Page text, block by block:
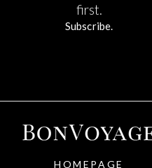
first.
Subscribe.
HOMEPAGE